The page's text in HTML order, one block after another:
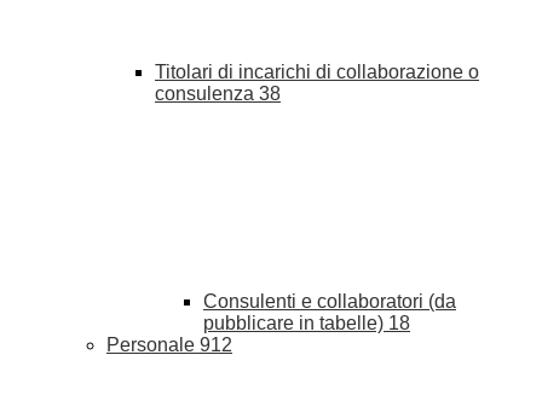
Titolari di incarichi di collaborazione o
consulenza 38
Consulenti e collaboratori (da
pubblicare in tabelle) 18
Personale 912